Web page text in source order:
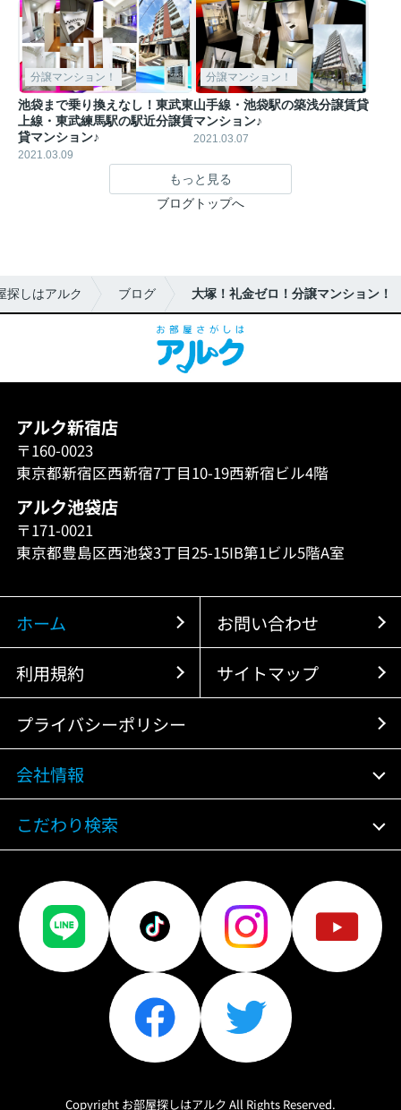
分譲マンション！
池袋まで乗り換えなし！東武東
上線・東武練馬駅の駅近分譲賃
貸マンション♪
2021.03.09
分譲マンション！
山手線・池袋駅の築浅分譲賃貸
マンション♪
2021.03.07
もっと見る
ブログトップへ
探しはアルク ブログ 大塚！礼金ゼロ！分譲マンション！
アルク新宿店
〒160-0023
東京都新宿区西新宿7丁目10-19西新宿ビル4階
アルク池袋店
〒171-0021
東京都豊島区西池袋3丁目25-15IB第1ビル5階A室
ホーム お問い合わせ
利用規約 サイトマップ
プライバシーポリシー
会社情報
こだわり検索
Copyright お部屋探しはアルク All Rights Reserved.